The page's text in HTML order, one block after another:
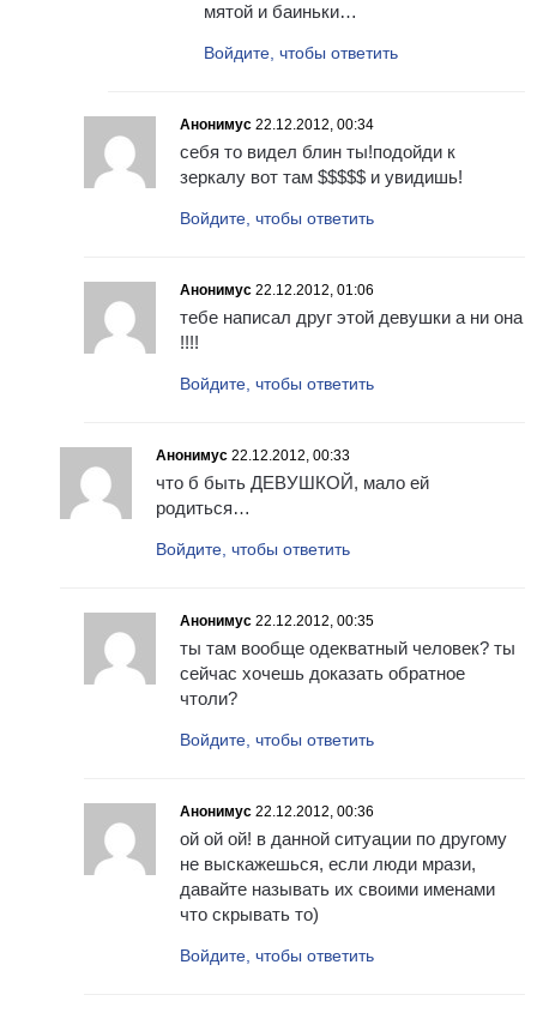
мятой и баиньки…
Войдите, чтобы ответить
Анонимус 22.12.2012, 00:34
себя то видел блин ты!подойди к
зеркалу вот там $$$$$ и увидишь!
Войдите, чтобы ответить
Анонимус 22.12.2012, 01:06
тебе написал друг этой девушки а ни она
!!!!
Войдите, чтобы ответить
Анонимус 22.12.2012, 00:33
что б быть ДЕВУШКОЙ, мало ей
родиться…
Войдите, чтобы ответить
Анонимус 22.12.2012, 00:35
ты там вообще одекватный человек? ты
сейчас хочешь доказать обратное
чтоли?
Войдите, чтобы ответить
Анонимус 22.12.2012, 00:36
ой ой ой! в данной ситуации по другому
не выскажешься, если люди мрази,
давайте называть их своими именами
что скрывать то)
Войдите, чтобы ответить